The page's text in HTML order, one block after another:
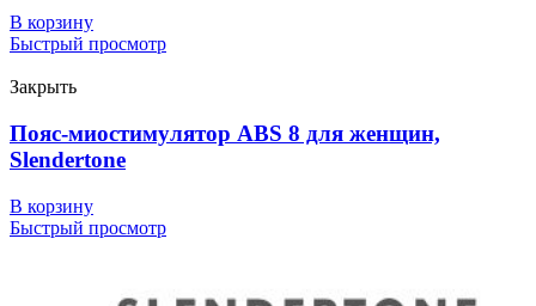
В корзину
Быстрый просмотр
Закрыть
Пояс-миостимулятор ABS 8 для женщин,
Slendertone
В корзину
Быстрый просмотр